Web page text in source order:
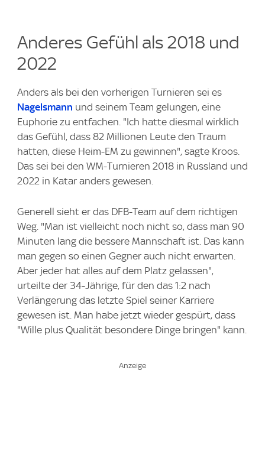
Anderes Gefühl als 2018 und
2022
Anders als bei den vorherigen Turnieren sei es
Nagelsmann und seinem Team gelungen, eine
Euphorie zu entfachen. "Ich hatte diesmal wirklich
das Gefühl, dass 82 Millionen Leute den Traum
hatten, diese Heim-EM zu gewinnen", sagte Kroos.
Das sei bei den WM-Turnieren 2018 in Russland und
2022 in Katar anders gewesen.
Generell sieht er das DFB-Team auf dem richtigen
Weg. "Man ist vielleicht noch nicht so, dass man 90
Minuten lang die bessere Mannschaft ist. Das kann
man gegen so einen Gegner auch nicht erwarten.
Aber jeder hat alles auf dem Platz gelassen",
urteilte der 34-Jährige, für den das 1:2 nach
Verlängerung das letzte Spiel seiner Karriere
gewesen ist. Man habe jetzt wieder gespürt, dass
"Wille plus Qualität besondere Dinge bringen" kann.